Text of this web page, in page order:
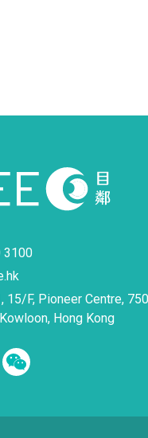
3100
15/F, Pioneer Centre,
Hong Kong